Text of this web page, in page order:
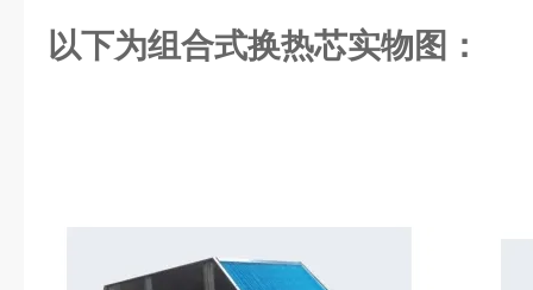
以下为组合式换热芯实物图：